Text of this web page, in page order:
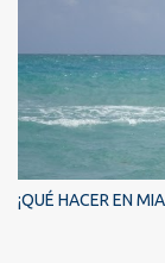
r
o
s
¡QUÉ HACER EN